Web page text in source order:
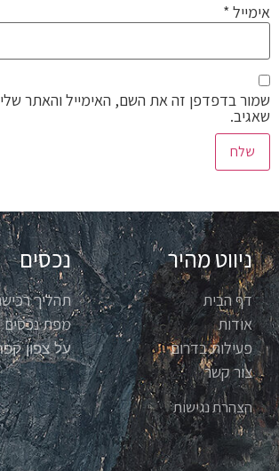
אימייל *
שמור בדפדפן זה את השם, האימייל והאתר
שאגיב.
ניווט מהיר
דף הבית
אודות
פעילות בדרום
צור קשר
הצהרת נגישות
נכסים
תהליך
מפת נכסים
על צפון